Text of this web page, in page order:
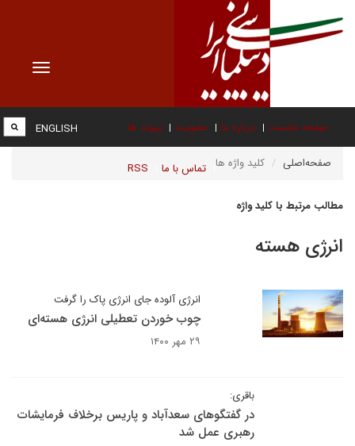
Toggle
صفحه نخست درباره ما عضویت پیوند ها
تماس با ما RSS
ENGLISH
صفحه‌اصلی کلید واژه ها
مطالب مرتبط با کلید واژه
انرژی هسته
انرژی آلوده جای انرژی پاک را گرفت
چوب خوردن تعطیلی انرژی هسته‌ای
۲۹ مهر ۱۴۰۰
باقری:
در گفتگوهای سعدآباد و پاریس برخلاف فرمایشات
رهبری عمل شد